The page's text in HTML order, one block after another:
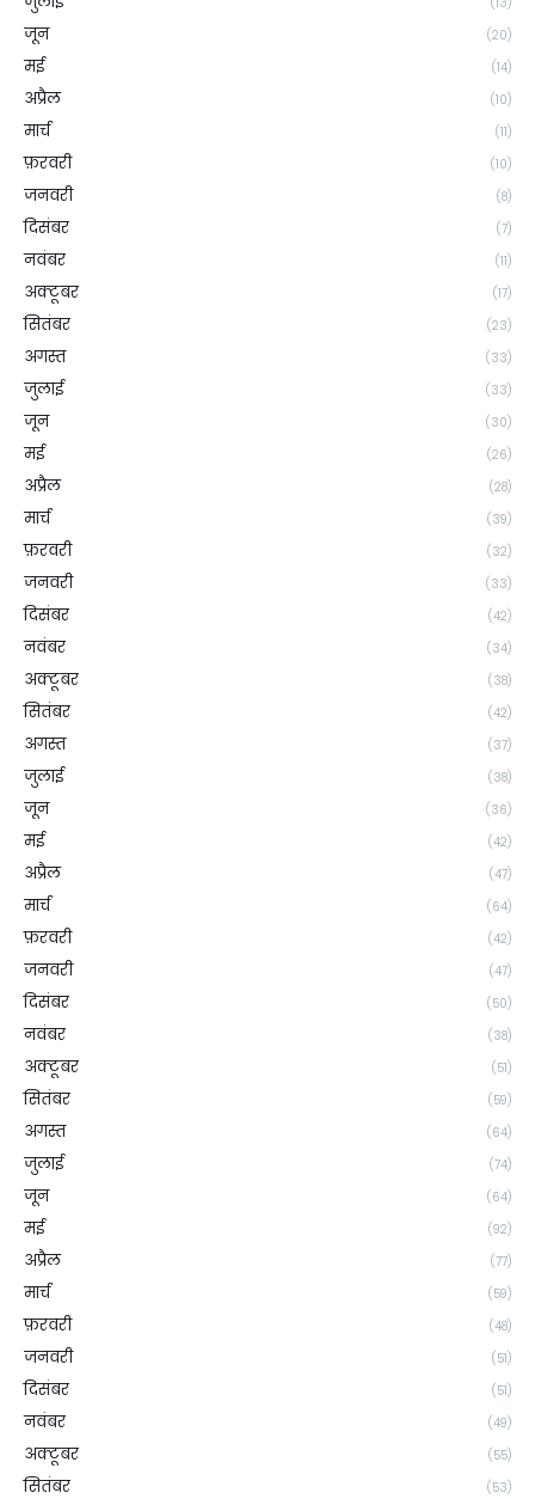
जून (20)
मई (14)
अप्रैल (10)
मार्च (11)
फ़रवरी (10)
जनवरी (8)
दिसंबर (7)
नवंबर (11)
अक्टूबर (17)
सितंबर (23)
अगस्त (33)
जुलाई (33)
जून (30)
मई (26)
अप्रैल (28)
मार्च (39)
फ़रवरी (32)
जनवरी (33)
दिसंबर (42)
नवंबर (34)
अक्टूबर (38)
सितंबर (42)
अगस्त (37)
जुलाई (38)
जून (36)
मई (42)
अप्रैल (47)
मार्च (64)
फ़रवरी (42)
जनवरी (47)
दिसंबर (50)
नवंबर (38)
अक्टूबर (51)
सितंबर (59)
अगस्त (64)
जुलाई (74)
जून (64)
मई (92)
अप्रैल (77)
मार्च (59)
फ़रवरी (48)
जनवरी (51)
दिसंबर (51)
नवंबर (49)
अक्टूबर (55)
सितंबर (53)